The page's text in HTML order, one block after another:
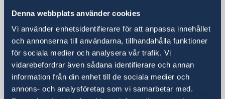
Denna webbplats använder cookies
Vi använder enhetsidentifierare för att anpassa innehållet
och annonserna till användarna, tillhandahålla funktioner
för sociala medier och analysera vår trafik. Vi
vidarebefordrar även sådana identifierare och annan
information från din enhet till de sociala medier och
annons- och analysföretag som vi samarbetar med.
Danam Building, 8th Fl.
10 Sowol-ro, Jung-Gu
Seoul 04527
Postadress
Embassy of Sweden
C.P.O Box 3577
Seoul 04535